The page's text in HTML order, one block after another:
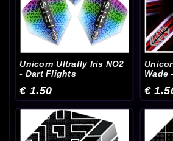
Unicorn Ultrafly Iris NO2
- Dart Flights
€ 1.50
Wade
€